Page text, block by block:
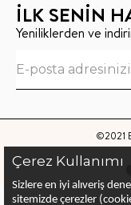
İLK SENİN
Yeniliklerden ve
©2021
Bu sitenin
Çerez Kullanımı
Sizlere en iyi alıveriş
sitemizde çerezler